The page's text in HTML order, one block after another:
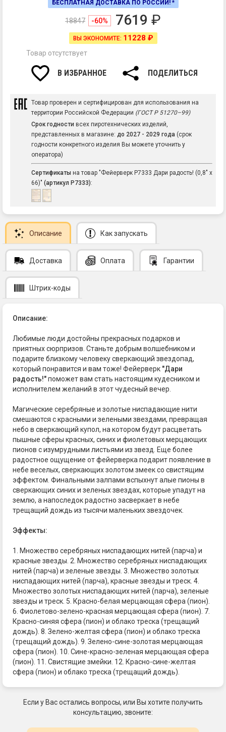
БЕСПЛАТНАЯ ДОСТАВКА ПО РОССИИ! *
18847 -60% 7619 ₽
ВЫ ЭКОНОМИТЕ: 11228 ₽
Товар отсутствует
В ИЗБРАННОЕ ПОДЕЛИТЬСЯ
Товар проверен и сертифицирован для использования на
территории Российской Федерации (ГОСТ Р 51270–99)
Срок годности всех пиротехнических изделий,
представленных в магазине: до 2027 - 2029 года (срок
годности конкретного изделия Вы можете уточнить у
оператора)
Сертификаты на товар "Фейерверк Р7333 Дари радость! (0,8" х
66)" (артикул Р7333):
Описание Как запускать
Доставка Оплата Гарантии
Штрих-коды
Описание:
Любимые люди достойны прекрасных подарков и
приятных сюрпризов. Станьте добрым волшебником и
подарите близкому человеку сверкающий звездопад,
который понравится и вам тоже! Фейерверк "Дари
радость!"поможет вам стать настоящим кудесником и
исполнителем желаний в этот чудесный вечер.
Магические серебряные и золотые ниспадающие нити
смешаются с красными и зелеными звездами, превращая
небо в сверкающий купол, на котором будут расцветать
пышные сферы красных, синих и фиолетовых мерцающих
пионов с изумрудными листьями из звезд. Еще более
радостное ощущение от фейерверка подарит появление в
небе веселых, сверкающих золотом змеек со свистящим
эффектом. Финальными залпами вспыхнут алые пионы в
сверкающих синих и зеленых звездах, которые упадут на
землю, а напоследок радостно засверкает в небе
трещащий дождь из тысячи маленьких звездочек.
Эффекты:
1. Множество серебряных ниспадающих нитей (парча) и
красные звезды. 2. Множество серебряных ниспадающих
нитей (парча) и зеленые звезды. 3. Множество золотых
ниспадающих нитей (парча), красные звезды и треск. 4.
Множество золотых ниспадающих нитей (парча), зеленые
звезды и треск. 5. Красно-белая мерцающая сфера (пион).
6. Фиолетово-зелено-красная мерцающая сфера (пион). 7.
Красно-синяя сфера (пион) и облако треска (трещащий
дождь). 8. Зелено-желтая сфера (пион) и облако треска
(трещащий дождь). 9. Зелено-сине-золотая мерцающая
сфера (пион). 10. Сине-красно-зеленая мерцающая сфера
(пион). 11. Свистящие змейки. 12. Красно-сине-желтая
сфера (пион) и облако треска (трещащий дождь).
Если у Вас остались вопросы, или Вы хотите получить
консультацию, звоните: